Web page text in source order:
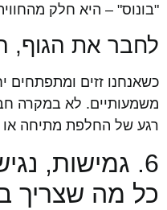
"בונוס" – היא חלק
לחבר את הגוף,
כשאנחנו זזים ומתפתחים
משמעותיים. לא במקרה
רגע של החלפת מתיחה או
6. גמישות,
כל מה שצריך